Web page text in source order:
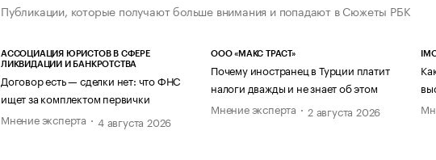
Публикации, которые получают больше внимания и попадают в Сюжеты РБК
АССОЦИАЦИЯ ЮРИСТОВ В СФЕРЕ
ЛИКВИДАЦИИ И БАНКРОТСТВА
Договор есть — сделки нет: что ФНС
ищет за комплектом первички
Мнение эксперта
4 августа 2026
ООО «МАКС ТРАСТ»
Почему иностранец в Турции платит
налоги дважды и не знает об этом
Мнение эксперта
2 августа 2026